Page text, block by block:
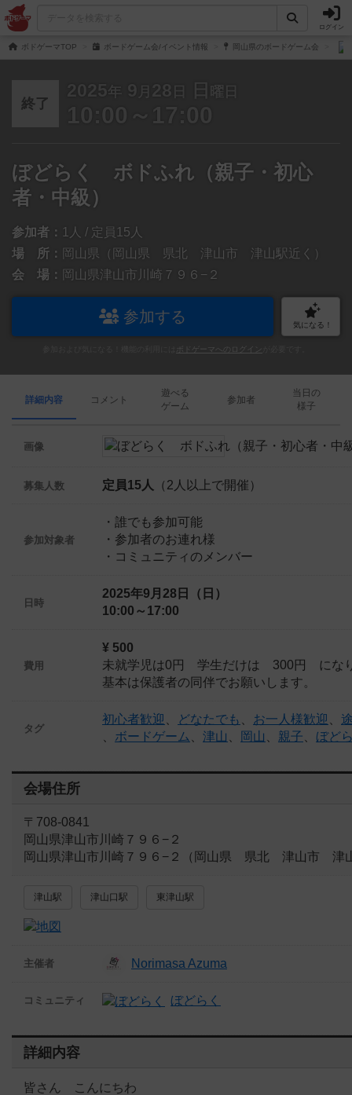
ログイン
ボドゲーマTOP ボードゲーム会/イベント情報 岡山県のボードゲーム会
終了
2025 年 9 月 28 日 日 曜日
10:00～17:00
ぼどらく ボドふれ（親子・初心
者・中級）
参加者： 1人 / 定員15人
場 所：
岡山県（岡山県 県北 津山市 津山駅近く）
会 場：
岡山県津山市川崎７９６−２
参加する 気になる！
ボドゲーマへのログイン
詳細内容 コメント
遊べる
ゲーム
参加者
当日の
様子
画像
募集人数 定員15人 （2人以上で開催）
参加対象者
・誰でも参加可能
・参加者のお連れ様
・コミュニティのメンバー
日時
2025年9月28日（日）
10:00～17:00
費用
¥ 500
未就学児は0円 学生だけは 300円 にな
基本は保護者の同伴でお願いします。
タグ
初心者歓迎 どなたでも お一人様歓迎
ボードゲーム 津山 岡山 親子 ぼど
会場住所
〒708-0841
岡山県津山市川崎７９６−２
岡山県津山市川崎７９６−２（岡山県 県北 津山市 津
津山駅 津山口駅 東津山駅
主催者 Norimasa Azuma
コミュニティ ぼどらく
詳細内容
皆さん こんにちわ